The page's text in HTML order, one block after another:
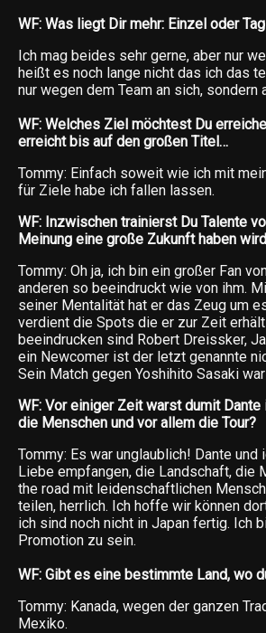
WF: Was liegt Dir mehr: Einzel oder
Ich mag beides sehr gerne, aber nur
heißt es noch lange nicht das ich das
nur wegen dem Team an sich,
WF: Welches Ziel möchtest Du
erreicht bis auf den großen Titel…
Tommy: Einfach soweit wie ich mit
für Ziele habe ich fallen lassen.
WF: Inzwischen trainierst Du Talente
Meinung eine große Zukunft haben
Tommy: Oh ja, ich bin ein großer Fan
anderen so beeindruckt wie von ihm.
seiner Mentalität hat er das Zeug um
verdient die Spots die er zur Zeit
beeindrucken sind Robert Dreissker,
ein Newcomer ist der letzt genannte
Sein Match gegen Yoshihito Sasaki
WF: Vor einiger Zeit warst dumit
die Menschen und vor allem die Tour?
Tommy: Es war unglaublich! Dante
Liebe empfangen, die Landschaft, die
the road mit leidenschaftlichen
teilen, herrlich. Ich hoffe wir können
ich sind noch nicht in Japan fertig. Ich
Promotion zu sein.
WF: Gibt es eine bestimmte Land, wo
Tommy: Kanada, wegen der ganzen
Mexiko.